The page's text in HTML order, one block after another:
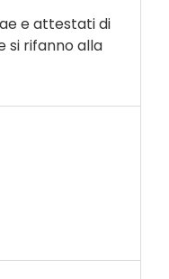
e attestati di
si rifanno alla